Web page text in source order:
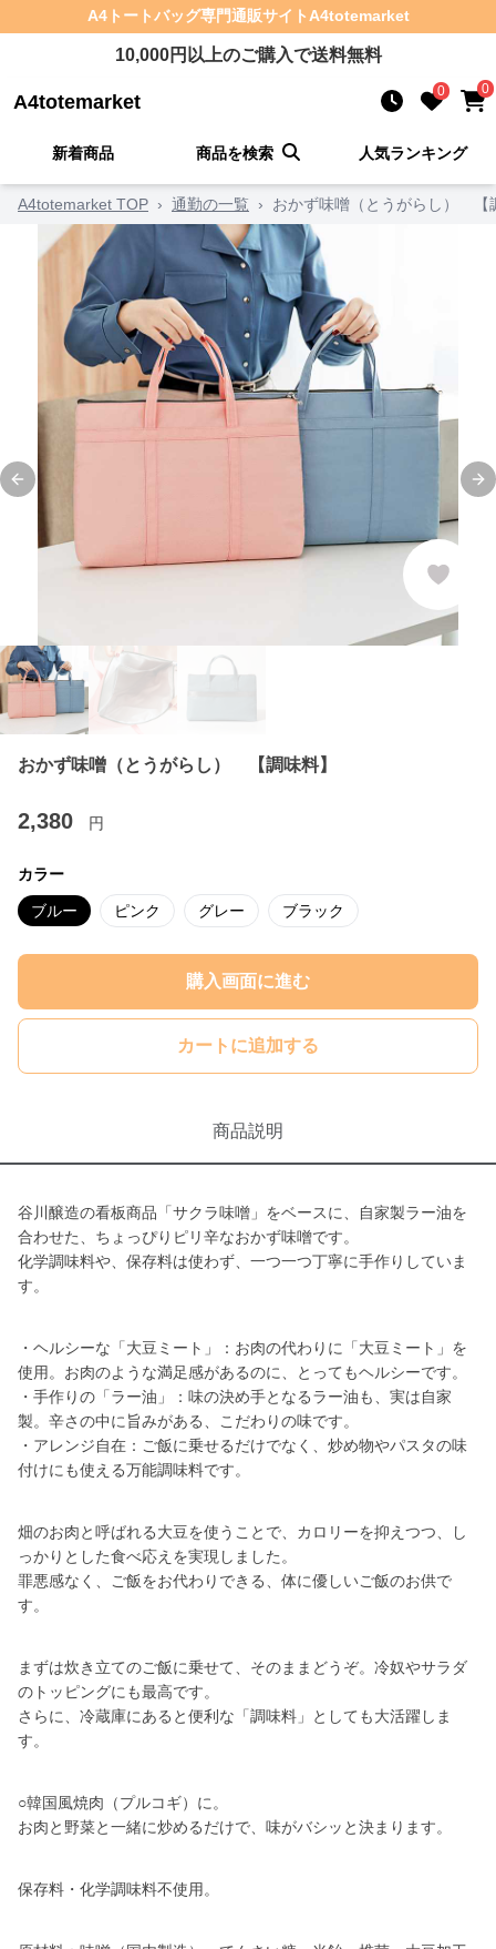
A4トートバッグ専門通販サイト A4totemarket
10,000円以上のご購入で送料無料
A4totemarket 0 0
新着商品 商品を検索 人気ランキング
A4totemarket TOP › 通勤の一覧 › おかず味噌（とうがらし） 【
Previous slide
おかず味噌（とうがらし） 【調味料】
2,380 円
カラー
ブルー ピンク グレー ブラック
購入画面に進む
カートに追加する
商品説明
谷川醸造の看板商品「サクラ味噌」をベースに、自家製ラー油を
合わせた、ちょっぴりピリ辛なおかず味噌です。
化学調味料や、保存料は使わず、一つ一つ丁寧に手作りしていま
す。
・ヘルシーな「大豆ミート」：お肉の代わりに「大豆ミート」を
使用。お肉のような満足感があるのに、とってもヘルシーです。
・手作りの「ラー油」：味の決め手となるラー油も、実は自家
製。辛さの中に旨みがある、こだわりの味です。
・アレンジ自在：ご飯に乗せるだけでなく、炒め物やパスタの味
付けにも使える万能調味料です。
畑のお肉と呼ばれる大豆を使うことで、カロリーを抑えつつ、し
っかりとした食べ応えを実現しました。
罪悪感なく、ご飯をお代わりできる、体に優しいご飯のお供で
す。
まずは炊き立てのご飯に乗せて、そのままどうぞ。冷奴やサラダ
のトッピングにも最高です。
さらに、冷蔵庫にあると便利な「調味料」としても大活躍しま
す。
○韓国風焼肉（プルコギ）に。
お肉と野菜と一緒に炒めるだけで、味がバシッと決まります。
保存料・化学調味料不使用。